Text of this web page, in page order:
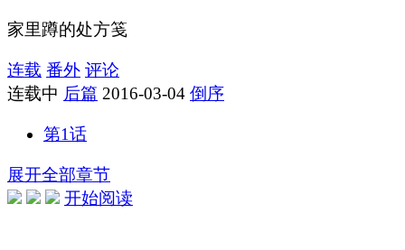
家里蹲的处方笺
连载 番外 评论
连载中 后篇 2016-03-04 倒序
第1话
展开全部章节
开始阅读